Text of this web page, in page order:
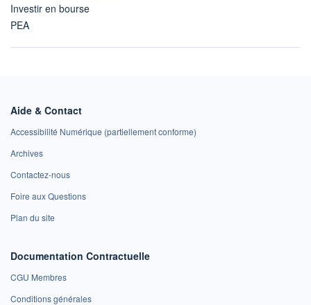
Investir en bourse
PEA
Aide & Contact
Accessibilité Numérique (partiellement conforme)
Archives
Contactez-nous
Foire aux Questions
Plan du site
Documentation Contractuelle
CGU Membres
Conditions générales